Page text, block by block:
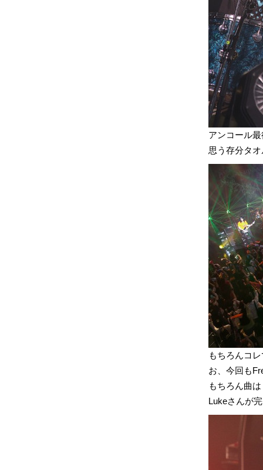
アンコール
思う存分タ
もちろんコ
お、今回も
もちろん曲
Lukeさんが